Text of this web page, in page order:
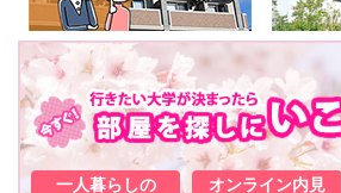
一人暮らしの
オンライン内見